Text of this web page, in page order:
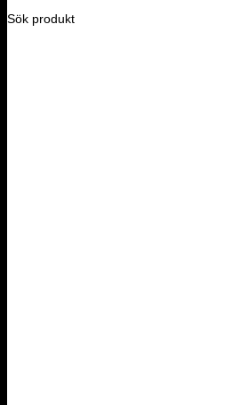
Sök produkt